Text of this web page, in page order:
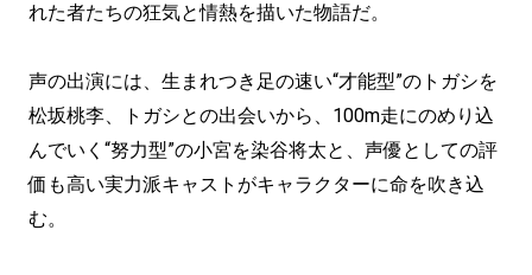
れた者たちの狂気と情熱を描いた物語だ。
声の出演には、生まれつき足の速い“才能型”のトガシを
松坂桃李、トガシとの出会いから、100m走にのめり込
んでいく“努力型”の小宮を染谷将太と、声優としての評
価も高い実力派キャストがキャラクターに命を吹き込
む。